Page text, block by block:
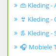
👜 Kleding -
👙 Kleding
👢 Kleding -
🎧 Mobiele